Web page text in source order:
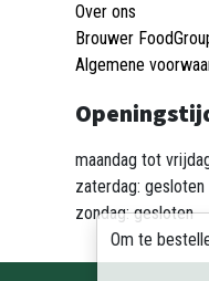
Om te
Over ons
Brouwer
Algemene
maandag tot
zaterdag: gesloten
zondag: gesloten